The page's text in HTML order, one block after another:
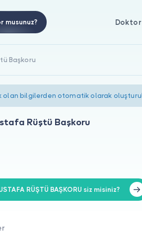
musunuz? Doktor
Başkoru
olan bilgilerden otomatik olarak
Rüştü Başkoru
RÜŞTÜ BAŞKORU siz misiniz?